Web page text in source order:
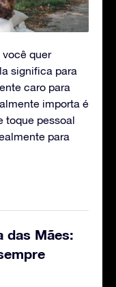
você quer
significa para
caro para
importa é
toque pessoal
para
das Mães: